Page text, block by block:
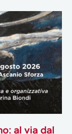
al via dal